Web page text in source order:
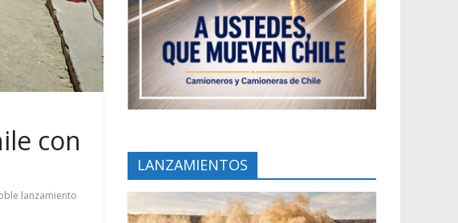
con
lanzamiento
LANZAMIENTOS